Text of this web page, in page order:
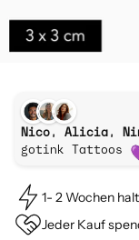
Nico, Alicia,
gotink Tattoos
1- 2 Wochen
Jeder Kauf